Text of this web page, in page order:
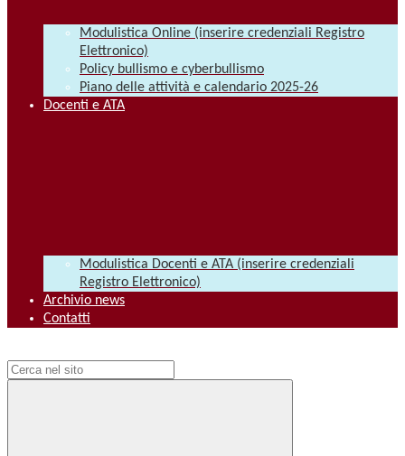
Modulistica Online (inserire credenziali Registro
Elettronico)
Policy bullismo e cyberbullismo
Piano delle attività e calendario 2025-26
Docenti e ATA
Modulistica Docenti e ATA (inserire credenziali
Registro Elettronico)
Archivio news
Contatti